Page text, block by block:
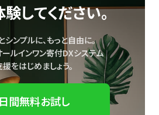
してください。
シンプルに、もっと自由に。
ルインワン寄付DXシステム
をはじめましょう。
間無料お試し